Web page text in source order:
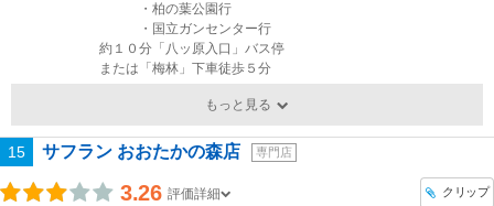
・柏の葉公園行
・国立ガンセンター行
約１０分「八ッ原入口」バス停
または「梅林」下車徒歩５分
もっと見る
15 サフラン おおたかの森店 専門店
3.26 評価詳細 クリップ